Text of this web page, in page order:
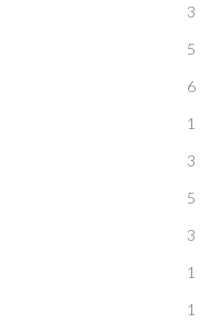
3
5
6
1
3
5
3
1
1